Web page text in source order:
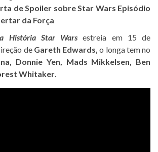
de Spoiler sobre Star Wars Episódio
da Força
História Star Wars estreia em 15 de
de Gareth Edwards, o longa tem no
Donnie Yen, Mads Mikkelsen, Ben
Whitaker.